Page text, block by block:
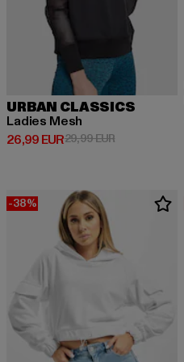
URBAN CLASSICS
Ladies Mesh
26,99 EUR
Derzeitiger Preis: 26,99 EUR
29,99 EURAktionspreis:
-38%